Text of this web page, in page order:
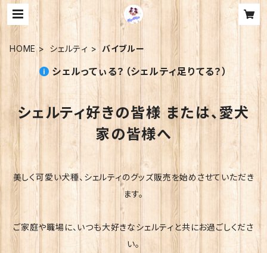
HOME シェルティ バイブルー
シェルってぃる？（シェルティ足りてる？）
シェルティ好きの皆様 または、愛犬
家の皆様へ
美しく可愛い犬種、シェルティのグッズ販売を始めさせていただき
ます。
ご家庭や職場に、いつも大好きなシェルティと共にお過ごしくださ
い。